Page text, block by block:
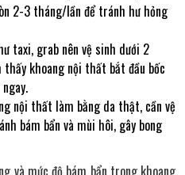
2-3 tháng/lần để tránh hư hỏng
taxi, grab nên vệ sinh dưới 2
khoang nội thất bắt đầu bốc
nội thất làm bằng da thật, cần vệ
bám bẩn và mùi hôi, gây bong